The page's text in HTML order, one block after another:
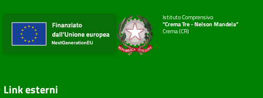
Istituto Comprensivo
"Crema Tre - Nelson Mandela"
Crema (CR)
Link esterni